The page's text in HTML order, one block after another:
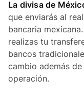
La divisa de
que enviarás al
bancaria
realizas tu
bancos
cambio además
operación.